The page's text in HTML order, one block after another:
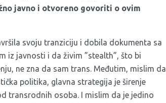
javno i otvoreno govoriti o ovim
svoju tranziciju i dobila dokumenta sa
iz javnosti i da živim ”stealth”, što bi
ne zna da sam trans. Međutim, mislim da
politika, glavna strategija je širenje
transrodnih osoba. I mislim da je jedino